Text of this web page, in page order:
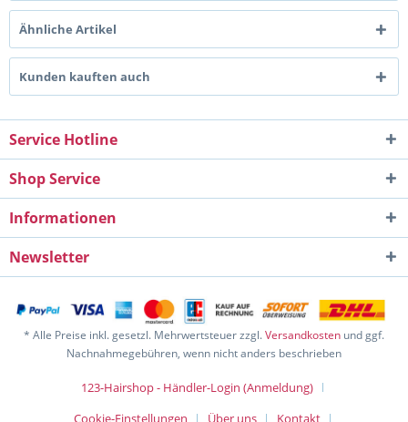
Ähnliche Artikel
Kunden kauften auch
Service Hotline
Shop Service
Informationen
Newsletter
* Alle Preise inkl. gesetzl. Mehrwertsteuer zzgl.Versandkosten und ggf.
Nachnahmegebühren, wenn nicht anders beschrieben
123-Hairshop - Händler-Login (Anmeldung)
Cookie-Einstellungen
Über uns Kontakt